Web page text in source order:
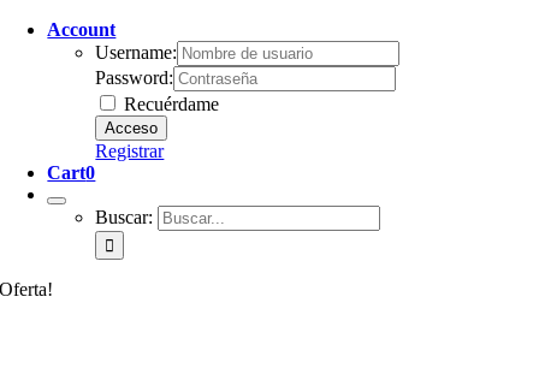
Account
Username:
Password:
Recuérdame
Registrar
Cart0
Buscar:
Oferta!